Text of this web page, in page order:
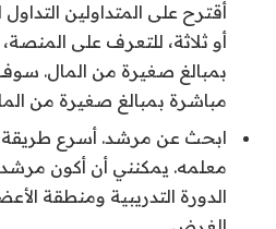
أقترح على المتداولين
أو ثلاثة، للتعرف على المنصة،
بمبالغ صغيرة من المال. سوف
مباشرة بمبالغ صغيرة من
ابحث عن مرشد. أسرع طريقة
معلمه. يمكنني أن أكون
الدورة التدريبية ومنطقة